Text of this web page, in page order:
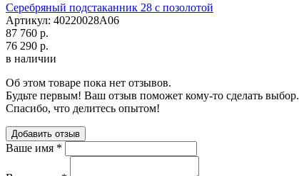
Серебряный подстаканник 28 с позолотой
Артикул: 40220028А06
87 760 р.
76 290 р.
в наличии
Об этом товаре пока нет отзывов.
Будьте первым! Ваш отзыв поможет кому-то сделать выбор.
Спасибо, что делитесь опытом!
Добавить отзыв
Ваше имя *